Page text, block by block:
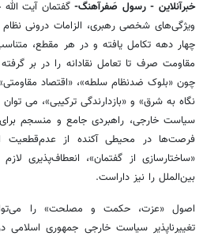
خبرآنلاین - رسول صَفرآهنگ-گفتمان آیت الله
ویژگی‌های شخصی رهبری، الزامات درونی
چهار دهه تکامل یافته و در هر مقطع،
مقاومت صرف تا تعامل نقادانه را در بر
چون «بلوک ضدنظام سلطه»، «اقتصاد
نگاه به شرق» و «بازدارندگی ترکیبی»، می
سیاست خارجی، راهبردی جامع و منسجم برای
فرصت‌ها در محیطی آکنده از عدم‌قطعیت
«ساختارسازی از گفتمان»، انعطاف‌پذیری
بین‌الملل را نیز داراست.
اصول «عزت، حکمت و مصلحت» را
تغییرناپذیر سیاست خارجی جمهوری اسلامی